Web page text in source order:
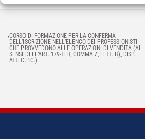
CORSO DI FORMAZIONE PER LA CONFERMA
DELL’ISCRIZIONE NELL’ELENCO DEI PROFESSIONISTI
CHE PROVVEDONO ALLE OPERAZIONI DI VENDITA (AI
SENSI DELL’ART. 179-TER, COMMA 7, LETT. B), DISP.
ATT. C.P.C.)